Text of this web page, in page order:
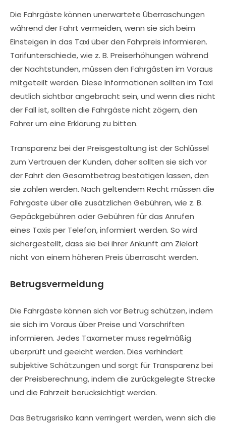
Die Fahrgäste können unerwartete Überraschungen
während der Fahrt vermeiden, wenn sie sich beim
Einsteigen in das Taxi über den Fahrpreis informieren.
Tarifunterschiede, wie z. B. Preiserhöhungen während
der Nachtstunden, müssen den Fahrgästen im Voraus
mitgeteilt werden. Diese Informationen sollten im Taxi
deutlich sichtbar angebracht sein, und wenn dies nicht
der Fall ist, sollten die Fahrgäste nicht zögern, den
Fahrer um eine Erklärung zu bitten.
Transparenz bei der Preisgestaltung ist der Schlüssel
zum Vertrauen der Kunden, daher sollten sie sich vor
der Fahrt den Gesamtbetrag bestätigen lassen, den
sie zahlen werden. Nach geltendem Recht müssen die
Fahrgäste über alle zusätzlichen Gebühren, wie z. B.
Gepäckgebühren oder Gebühren für das Anrufen
eines Taxis per Telefon, informiert werden. So wird
sichergestellt, dass sie bei ihrer Ankunft am Zielort
nicht von einem höheren Preis überrascht werden.
Betrugsvermeidung
Die Fahrgäste können sich vor Betrug schützen, indem
sie sich im Voraus über Preise und Vorschriften
informieren. Jedes Taxameter muss regelmäßig
überprüft und geeicht werden. Dies verhindert
subjektive Schätzungen und sorgt für Transparenz bei
der Preisberechnung, indem die zurückgelegte Strecke
und die Fahrzeit berücksichtigt werden.
Das Betrugsrisiko kann verringert werden, wenn sich die